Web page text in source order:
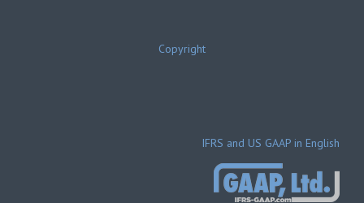
Copyright
IFRS and US GAAP in English